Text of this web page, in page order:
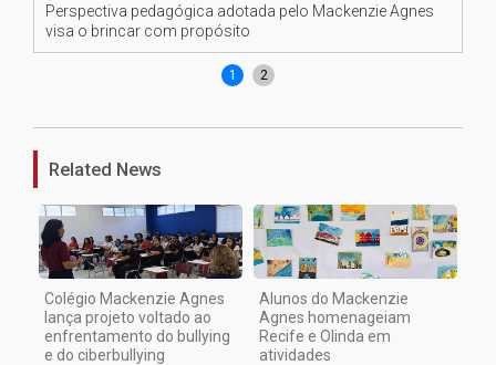
Perspectiva pedagógica adotada pelo Mackenzie Agnes
visa o brincar com propósito
1 2
Related News
Colégio Mackenzie Agnes
lança projeto voltado ao
enfrentamento do bullying
e do ciberbullying
Alunos do Mackenzie
Agnes homenageiam
Recife e Olinda em
atividades